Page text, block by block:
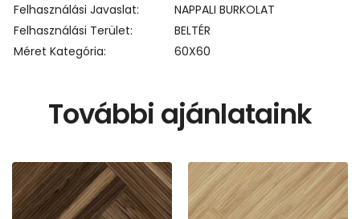
Felhasználási Javaslat
NAPPALI BURKOLAT
Felhasználási Terület
BELTÉR
Méret Kategória
60X60
További ajánlataink